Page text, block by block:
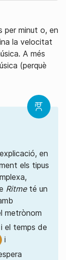
per minut o, en
la velocitat
A més
(perquè
en
els tipus
Ritmeté un
metrònom
el temps de
i